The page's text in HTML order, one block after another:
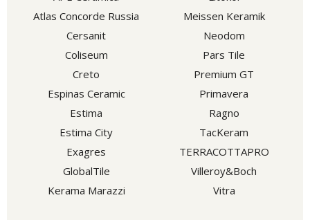
Atlas Concorde Russia
Cersanit
Coliseum
Creto
Espinas Ceramic
Estima
Estima City
Exagres
GlobalTile
Kerama Marazzi
Meissen Keramik
Neodom
Pars Tile
Premium GT
Primavera
Ragno
TacKeram
TERRACOTTAPRO
Villeroy&Boch
Vitra